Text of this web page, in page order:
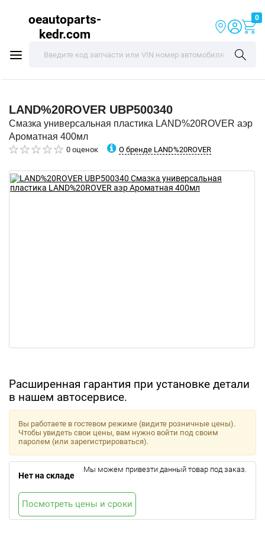
oeautoparts-
kedr.com
0
LAND%20ROVER UBP500340
Смазка универсальная пластика LAND%20ROVER аэр
Ароматная 400мл
0 оценок О бренде LAND%20ROVER
Расширенная гарантия при установке детали
в нашем автосервисе.
Вы работаете в гостевом режиме (видите розничные цены).
Чтобы увидеть свои цены, вам нужно войти под своим
паролем (или зарегистрироваться).
Нет на складе
Мы можем привезти данный товар под заказ.
Посмотреть цены и сроки